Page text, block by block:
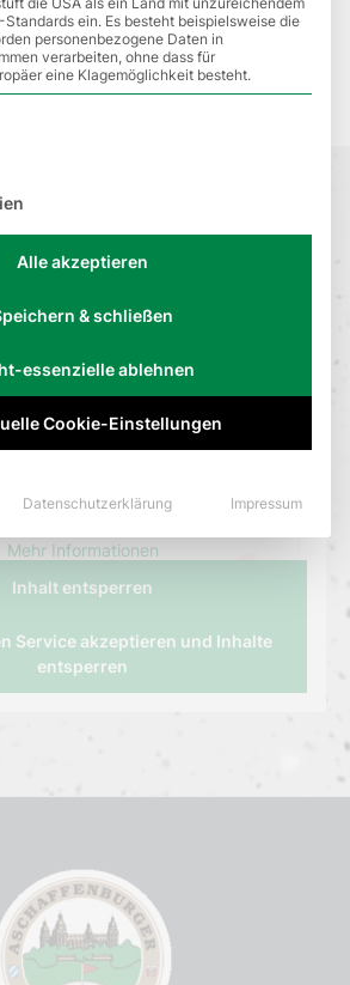
neusten Stand bleiben
Newsletter
Bitte beachten Sie, dass dabei
Mehr Informationen
Inhalt entsperren
Service akzeptieren und Inhalte
entsperren
ein. Es besteht beispielsweise die
personenbezogene Daten in
verarbeiten, ohne dass für
eine Klagemöglichkeit besteht.
der Service-Gruppen, für die eine
Alle akzeptieren
& schließen
essenzielle ablehnen
Cookie-Einstellungen
Datenschutzerklärung Impressum